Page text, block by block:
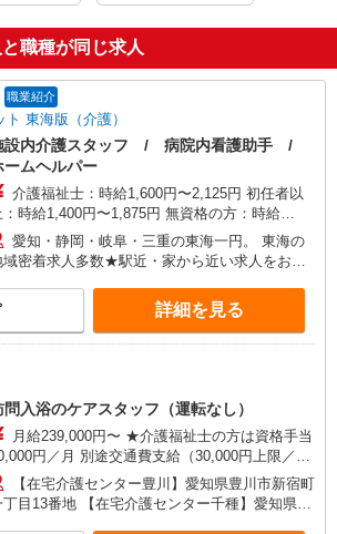
職種が同じ求人
職業紹介
東海版（介護）
設内介護スタッフ / 病院内看護助手 /
ームヘルパー
介護福祉士：時給1,600円〜2,125円 初任者以
：時給1,400円〜1,875円 無資格の方：時給
円〜1,750円 ※給与幅は勤務先による +交通
、諸手当（勤務先による） +0円で介護資格が取
れる （別途規定） ★給与日払い制度あり！
愛知・静岡・岐阜・三重の東海一円。 東海の
域密着求人多数★駅近・家から近い求人をお探
詳細を見る
問入浴のケアスタッフ（運転なし）
月給239,000円〜 ★介護福祉士の方は資格手当
円／月 別途交通費支給（30,000円上限／
） 別途残業手当（月平均残業時間15時間）残業
全額支給
【在宅介護センター豊川】愛知県豊川市新宿町
丁目13番地 【在宅介護センター千種】愛知県名